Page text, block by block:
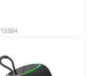
15564